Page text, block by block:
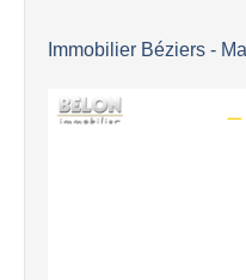
Immobilier Béziers -